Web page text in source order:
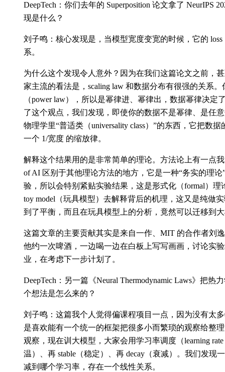
DeepTech：你们去年的 Superposition 论文拿了 NeurIPS
现是什么？
刘子鸣：核心发现是，当模型宽度变宽的时候，它的
系。
为什么这个发现令人意外？因为在我们这篇论文之前，
家主流的看法是，scaling law 和数据分布有很强的关系
（power law），所以是幂律进、幂律出，数据幂律决定
了这个观点，我们发现，即使你的数据不是幂律、是任
物理学里“普适类（universality class）”的东西，它把数
一个 1/宽度 的缩放律。
解释这个结果用的是非常简单的理论。方法论上有一点
of AI 区别于其他理论方法的地方，它是一种“务实的理
验，所以会特别紧贴实验结果，这是形式化（formal）
toy model（玩具模型）去解释背后的机理，这又是纯做
到了平衡，而且在玩具模型上的分析，竟然可以迁移到
这篇文章的主要贡献其实是来自一作、MIT 的合作者刘
他约一次啤酒，一边喝一边在白板上写写画画，讨论实
业，在考虑下一步计划了。
DeepTech：另一篇《Neural Thermodynamic Laws》把
个想法是怎么来的？
刘子鸣：这篇我个人觉得偏课程项目一点，因为没有太
是喜欢能有一个统一的框架把很多小而繁琐的观察给整
观察，现在训大模型，大家会用学习率调度（learning rate
温）、再 stable（稳定）、再 decay（衰减）。我们发现
减到哪个学习率，存在一个线性关系。